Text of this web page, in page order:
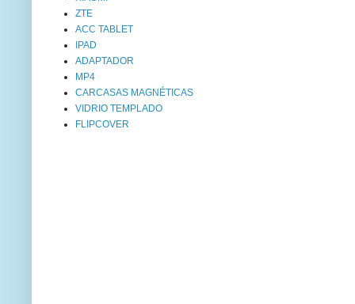
ZTE
ACC TABLET
IPAD
ADAPTADOR
MP4
CARCASAS MAGNÉTICAS
VIDRIO TEMPLADO
FLIPCOVER